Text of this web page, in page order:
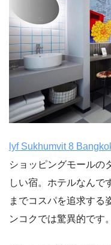
lyf Sukhumvit 8
ショッピングモールの
しい宿。ホテルなんで
までコスパを追求する
ンコクでは驚異的です。